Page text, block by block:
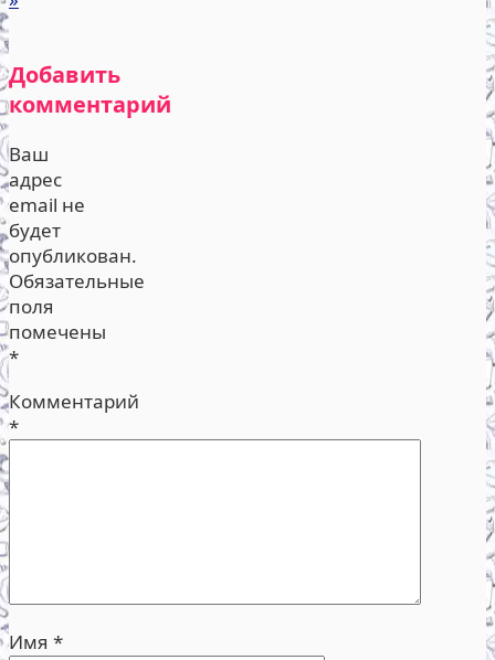
Добавить
комментарий
Ваш
адрес
email не
будет
опубликован.
Обязательные
поля
помечены
*
Комментарий
*
Имя *